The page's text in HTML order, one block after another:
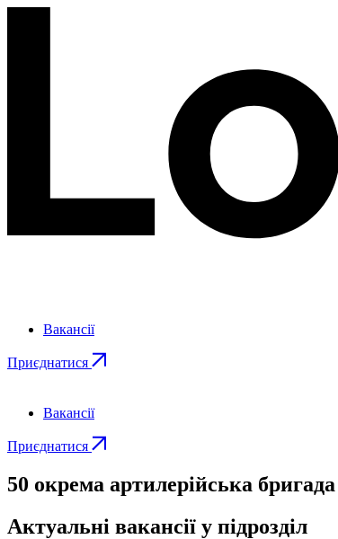
Вакансії
Приєднатися
Вакансії
Приєднатися
50 окрема артилерійська бригада
Актуальні вакансії у підрозділ